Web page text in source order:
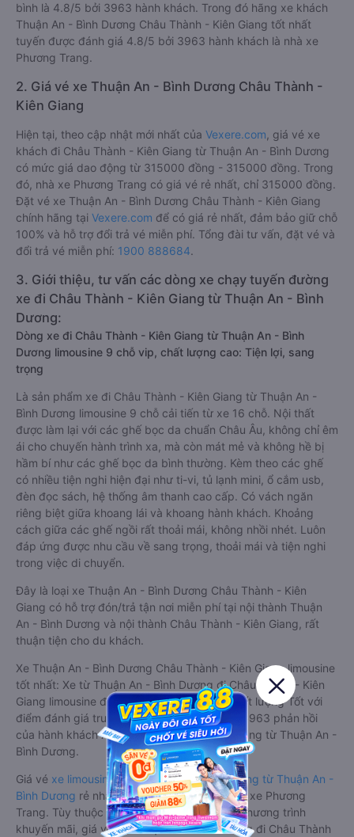
bình là 4.8/5 bởi 3963 hành khách. Trong đó hãng xe khách
Thuận An - Bình Dương Châu Thành - Kiên Giang tốt nhất
tuyến được đánh giá 4.8/5 bởi 3963 hành khách là nhà xe
Phương Trang.
2. Giá vé xe Thuận An - Bình Dương Châu Thành -
Kiên Giang
Hiện tại, theo cập nhật mới nhất của Vexere.com , giá vé xe
khách đi Châu Thành - Kiên Giang từ Thuận An - Bình Dương
có mức giá dao động từ 315000 đồng - 315000 đồng. Trong
đó, nhà xe Phương Trang có giá vé rẻ nhất, chỉ 315000 đồng.
Đặt vé xe Thuận An - Bình Dương Châu Thành - Kiên Giang
chính hãng tại Vexere.com để có giá rẻ nhất, đảm bảo giữ chỗ
100% và hỗ trợ đổi trả vé miễn phí. Tổng đài tư vấn, đặt vé và
đổi trả vé miễn phí: 1900 888684.
3. Giới thiệu, tư vấn các dòng xe chạy tuyến đường
xe đi Châu Thành - Kiên Giang từ Thuận An - Bình
Dương:
Dòng xe đi Châu Thành - Kiên Giang từ Thuận An - Bình
Dương limousine 9 chỗ vip, chất lượng cao: Tiện lợi, sang
trọng
Là sản phẩm xe đi Châu Thành - Kiên Giang từ Thuận An -
Bình Dương limousine 9 chỗ cải tiến từ xe 16 chỗ. Nội thất
được làm lại với các ghế bọc da chuẩn Châu Âu, không chỉ êm
ái cho chuyến hành trình xa, mà còn mát mẻ và không hề bị
hầm bí như các ghế bọc da bình thường. Kèm theo các ghế
có nhiều tiện nghi hiện đại như ti-vi, tủ lạnh mini, ổ cắm usb,
đèn đọc sách, hệ thống âm thanh cao cấp. Có vách ngăn
riêng biệt giữa khoang lái và khoang hành khách. Khoảng
cách giữa các ghế ngồi rất thoải mái, không nhồi nhét. Luôn
đáp ứng được nhu cầu về sang trọng, thoải mái và tiện nghi
trong việc di chuyển.
Đây là loại xe Thuận An - Bình Dương Châu Thành - Kiên
Giang có hỗ trợ đón/trả tận nơi miễn phí tại nội thành Thuận
An - Bình Dương và nội thành Châu Thành - Kiên Giang, rất
thuận tiện cho du khách.
Xe Thuận An - Bình Dương Châu Thành - Kiên Giang limousine
tốt nhất: Xe từ Thuận An - Bình Dương đi Châu Thành - Kiên
Giang limousine được đánh giá chung có chất lượng Tốt với
điểm đánh giá trung bình từ 4.8/5 dựa trên 3963 phản hồi
của hành khách Xe về Châu Thành - Kiên Giang từ Thuận An -
Bình Dương.
Giá vé xe limousine đi Châu Thành - Kiên Giang từ Thuận An -
Bình Dương rẻ nhất là 315000VND của hãng xe Phương
Trang. Tùy thuộc vào vị trí ngồi của bạn và chương trình
khuyến mãi, giá vé Xe Thuận An - Bình Dương đi Châu Thành